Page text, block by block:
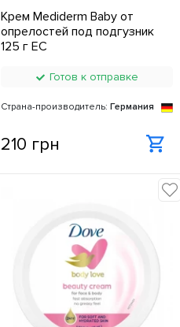
Крем Mediderm Baby от
опрелостей под подгузник
125 г ЕС
Готов к отправке
Страна-производитель: Германия
210 грн